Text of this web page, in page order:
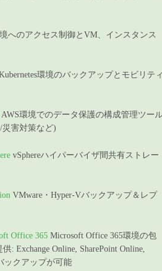
へのアクセス制御とVM、インスタンス
環境のバックアップとモビリテ
AWS環境でのデータ保護の構成管理ツー
害対策など)
vSphereハイパーバイザ間共有ストレー
VMware・Hyper-Vバックアップ＆レプ
Office 365 Microsoft Office 365環境の包
: Exchange Online, SharePoint Online,
ックアップが可能